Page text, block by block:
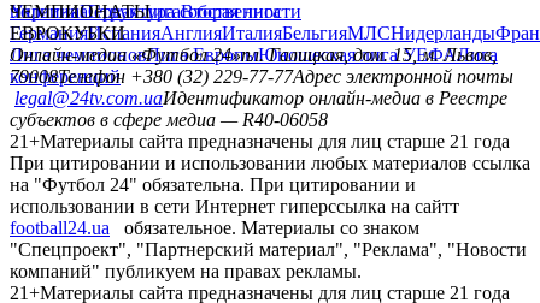
политикаСтруктура собственности
УкраинаПервая лигаВторая лига
ЧЕМПИОНАТЫ
ГерманияИспанияАнглияИталияБельгияМЛСНидерланды
ЕВРОКУБКИ
Лига чемпионовЛига ЕвропыЮношеская лига УЕФАЛига
конференций
Онлайн-медиа «Футбол 24»пл. Галицкая, дом. 15, м. Львов,
79008Телефон +380 (32) 229-77-77Адрес электронной почты
legal@24tv.com.uaИдентификатор онлайн-медиа в Реестре
субъектов в сфере медиа — R40-06058
21+Материалы сайта предназначены для лиц старше 21 года
При цитировании и использовании любых материалов ссылка
на "Футбол 24" обязательна. При цитировании и
использовании в сети Интернет гиперссылка на сайтт
football24.ua
обязательное. Материалы со знаком
"Спецпроект", "Партнерский материал", "Реклама", "Новости
компаний" публикуем на правах рекламы.
21+Материалы сайта предназначены для лиц старше 21 года